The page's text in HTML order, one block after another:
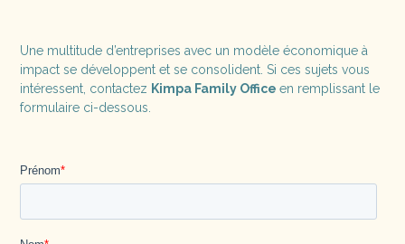
Une multitude d’entreprises avec un modèle économique à
impact se développent et se consolident. Si ces sujets vous
intéressent, contactez Kimpa Family Officeen remplissant le
formulaire ci-dessous.